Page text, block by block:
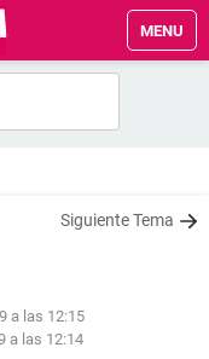
MENU
Siguiente Tema
a las 12:15
a las 12:14